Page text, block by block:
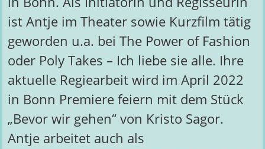
ist Antje im Theater sowie Kurzfilm tätig
geworden u.a. bei The Power of Fashion
oder Poly Takes – Ich liebe sie alle. Ihre
aktuelle Regiearbeit wird im April 2022
in Bonn Premiere feiern mit dem Stück
„Bevor wir gehen“ von Kristo Sagor.
Antje arbeitet auch als